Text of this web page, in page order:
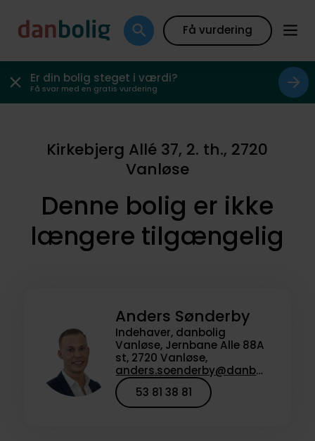
Få vurdering
Er din bolig steget i værdi?
Få svar med en gratis vurdering
Kirkebjerg Allé 37, 2. th., 2720
Vanløse
Denne bolig er ikke
længere tilgængelig
Anders Sønderby
Indehaver, danbolig
Vanløse, Jernbane Alle 88A
st, 2720 Vanløse,
anders.soenderby@danbolig.dk
53 81 38 81